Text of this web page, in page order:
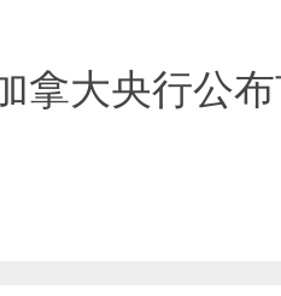
央行公布